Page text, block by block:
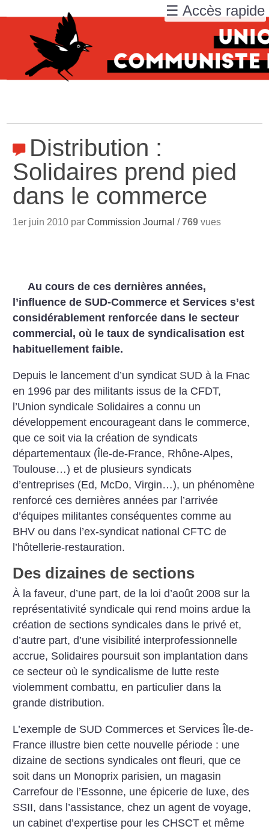
Distribution :
Solidaires prend pied
dans le commerce
1er juin 2010 parCommission Journal /769 vues
Au cours de ces dernières années,
l’influence de SUD-Commerce et Services s’est
considérablement renforcée dans le secteur
commercial, où le taux de syndicalisation est
habituellement faible.
Depuis le lancement d’un syndicat SUD à la Fnac
en 1996 par des militants issus de la CFDT,
l’Union syndicale Solidaires a connu un
développement encourageant dans le commerce,
que ce soit via la création de syndicats
départementaux (Île-de-France, Rhône-Alpes,
Toulouse…) et de plusieurs syndicats
d’entreprises (Ed, McDo, Virgin…), un phénomène
renforcé ces dernières années par l’arrivée
d’équipes militantes conséquentes comme au
BHV ou dans l’ex-syndicat national CFTC de
l’hôtellerie-restauration.
Des dizaines de sections
À la faveur, d’une part, de la loi d’août 2008 sur la
représentativité syndicale qui rend moins ardue la
création de sections syndicales dans le privé et,
d’autre part, d’une visibilité interprofessionnelle
accrue, Solidaires poursuit son implantation dans
ce secteur où le syndicalisme de lutte reste
violemment combattu, en particulier dans la
grande distribution.
L’exemple de SUD Commerces et Services Île-de-
France illustre bien cette nouvelle période : une
dizaine de sections syndicales ont fleuri, que ce
soit dans un Monoprix parisien, un magasin
Carrefour de l’Essonne, une épicerie de luxe, des
SSII, dans l’assistance, chez un agent de voyage,
un cabinet d’expertise pour les CHSCT et même
☰ Accès rapide